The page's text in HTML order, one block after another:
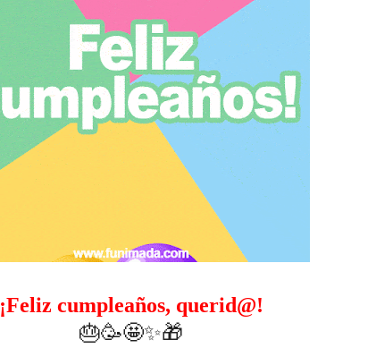
¡Feliz cumpleaños, querid@!
🎂🥳🤩✨🎁